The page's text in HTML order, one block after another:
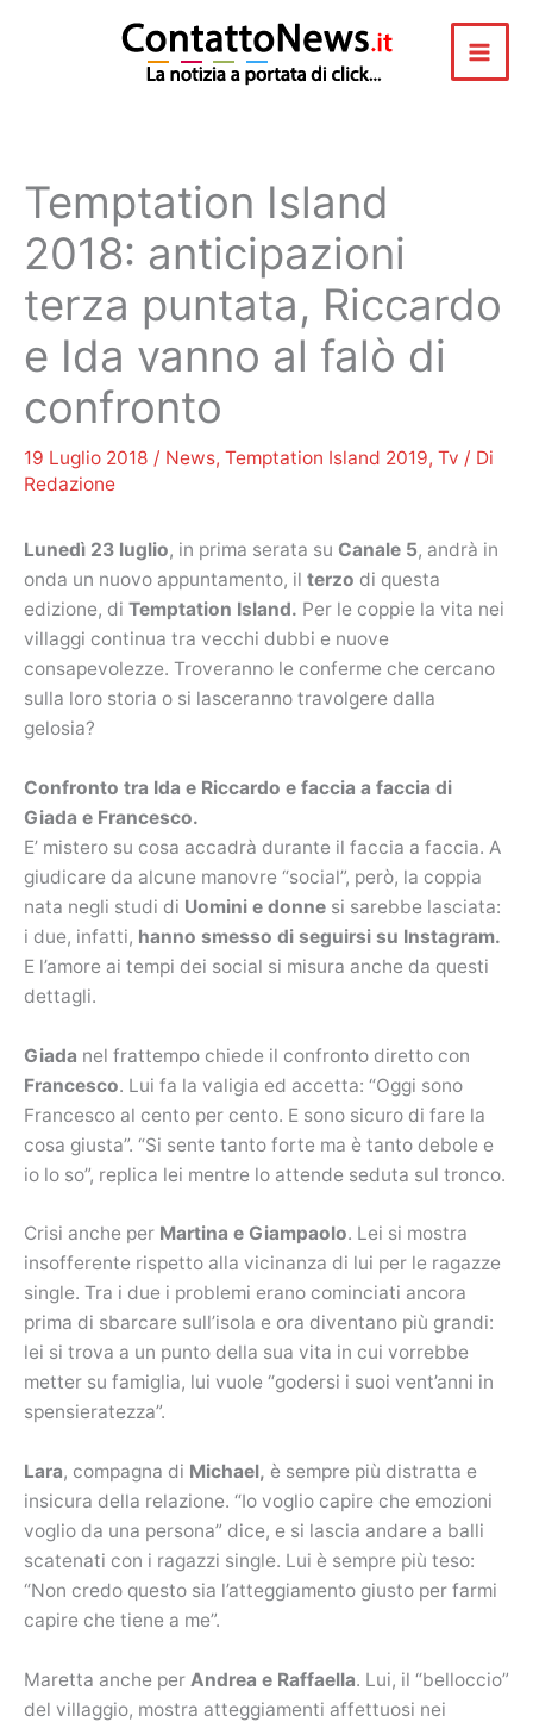
Temptation Island
2018: anticipazioni
terza puntata, Riccardo
e Ida vanno al falò di
confronto
19 Luglio 2018 / News, Temptation Island 2019, Tv / Di
Redazione
Lunedì 23 luglio, in prima serata su Canale 5, andrà in
onda un nuovo appuntamento, il terzo di questa
edizione, di Temptation Island. Per le coppie la vita nei
villaggi continua tra vecchi dubbi e nuove
consapevolezze. Troveranno le conferme che cercano
sulla loro storia o si lasceranno travolgere dalla
gelosia?
Confronto tra Ida e Riccardo e faccia a faccia di
Giada e Francesco.
E’ mistero su cosa accadrà durante il faccia a faccia. A
giudicare da alcune manovre “social”, però, la coppia
nata negli studi di Uomini e donne si sarebbe lasciata:
i due, infatti, hanno smesso di seguirsi su Instagram.
E l’amore ai tempi dei social si misura anche da questi
dettagli.
Giada nel frattempo chiede il confronto diretto con
Francesco. Lui fa la valigia ed accetta: “Oggi sono
Francesco al cento per cento. E sono sicuro di fare la
cosa giusta”. “Si sente tanto forte ma è tanto debole e
io lo so”, replica lei mentre lo attende seduta sul tronco.
Crisi anche per Martina e Giampaolo. Lei si mostra
insofferente rispetto alla vicinanza di lui per le ragazze
single. Tra i due i problemi erano cominciati ancora
prima di sbarcare sull’isola e ora diventano più grandi:
lei si trova a un punto della sua vita in cui vorrebbe
metter su famiglia, lui vuole “godersi i suoi vent’anni in
spensieratezza”.
Lara, compagna di Michael, è sempre più distratta e
insicura della relazione. “Io voglio capire che emozioni
voglio da una persona” dice, e si lascia andare a balli
scatenati con i ragazzi single. Lui è sempre più teso:
“Non credo questo sia l’atteggiamento giusto per farmi
capire che tiene a me”.
Maretta anche per Andrea e Raffaella. Lui, il “belloccio”
del villaggio, mostra atteggiamenti affettuosi nei